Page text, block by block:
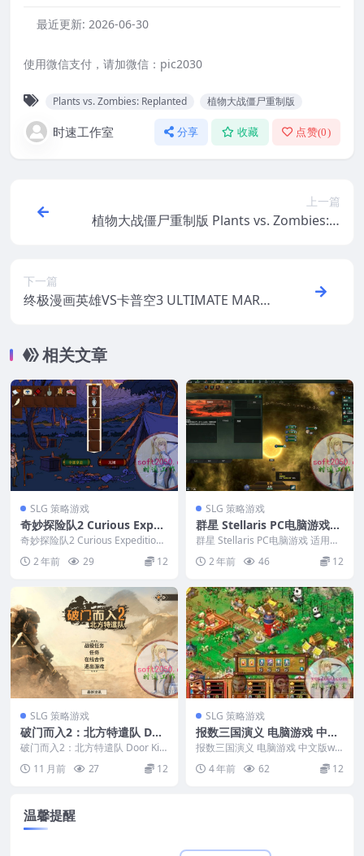
最近更新: 2026-06-30
使用微信支付，请加微信：pic2030
Plants vs. Zombies: Replanted 植物大战僵尸重制版
时速工作室 分享 收藏 点赞(0)
上一篇
植物大战僵尸重制版 Plants vs. Zombies: R
下一篇
终极漫画英雄VS卡普空3 ULTIMATE MARVE
相关文章
SLG 策略游戏
奇妙探险队2 Curious Exped
ition 2 PC电脑游戏 适用WI
N11 WIN10
奇妙探险队2 Curious Expedition
2 年前 29 12
SLG 策略游戏
群星 Stellaris PC电脑游戏
适用WIN11 WIN10
群星 Stellaris PC电脑游戏 适用WI
2 年前 46 12
SLG 策略游戏
破门而入2：北方特遣队 Doo
r Kickers 2: Task Force No
rth WIN游戏 PC电脑游戏 适
配系统WIN10 WIN11
破门而入2：北方特遣队 Door Kic
11 月前 27 12
SLG 策略游戏
报数三国演义 电脑游戏 中文
版 支持 win11 win10
报数三国演义 电脑游戏 中文版win
4 年前 62 12
温馨提醒